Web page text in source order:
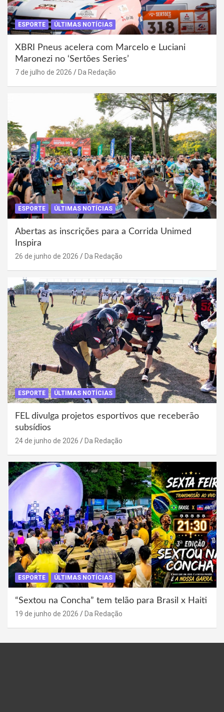
ESPORTE ÚLTIMAS NOTÍCIAS
XBRI Pneus acelera com Marcelo e Luciani
Maronezi no ‘Sertões Series’
7 de julho de 2026 Da Redação
ESPORTE ÚLTIMAS NOTÍCIAS
Abertas as inscrições para a Corrida Unimed
Inspira
26 de junho de 2026 Da Redação
ESPORTE ÚLTIMAS NOTÍCIAS
FEL divulga projetos esportivos que receberão
subsídios
24 de junho de 2026 Da Redação
ESPORTE ÚLTIMAS NOTÍCIAS
“Sextou na Concha” tem telão para Brasil x Haiti
19 de junho de 2026 Da Redação